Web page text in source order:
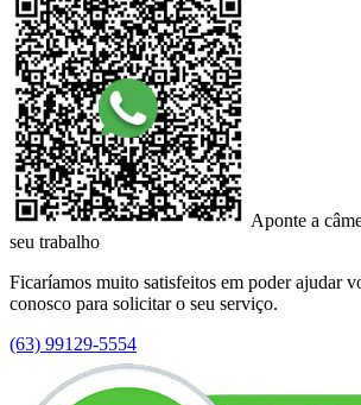
Aponte a
seu trabalho
Ficaríamos muito satisfeitos em poder ajudar
conosco para solicitar o seu serviço.
(63) 99129-5554